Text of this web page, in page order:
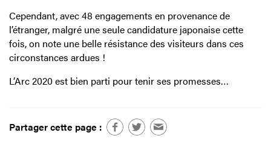
Cependant, avec 48 engagements en provenance de
l’étranger, malgré une seule candidature japonaise cette
fois, on note une belle résistance des visiteurs dans ces
circonstances ardues !
L’Arc 2020 est bien parti pour tenir ses promesses…
Partager cette page :